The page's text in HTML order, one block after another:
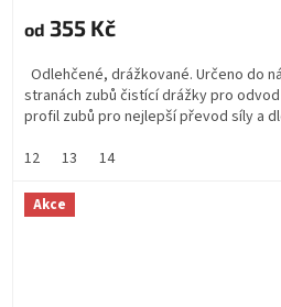
od 355 Kč
Odlehčené, drážkované. Určeno do
stranách zubů čistící drážky pro
profil zubů pro nejlepší převod síly a
12
13 14
Akce